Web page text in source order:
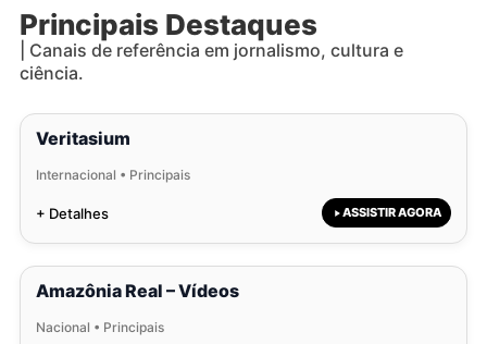
Principais Destaques
| Canais de referência em jornalismo, cultura e
ciência.
Veritasium
Internacional • Principais
+ Detalhes ASSISTIR AGORA
Amazônia Real – Vídeos
Nacional • Principais